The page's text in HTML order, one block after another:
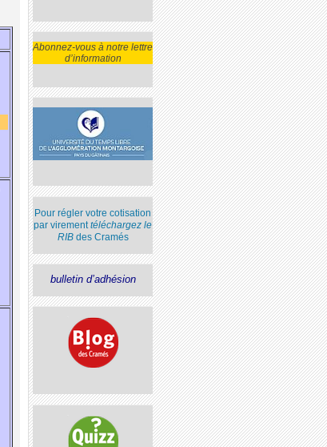
Abonnez-vous à notre lettre
d’information
Pour régler votre cotisation
par virementtéléchargez le
RIBdes Cramés
bulletin d’adhésion